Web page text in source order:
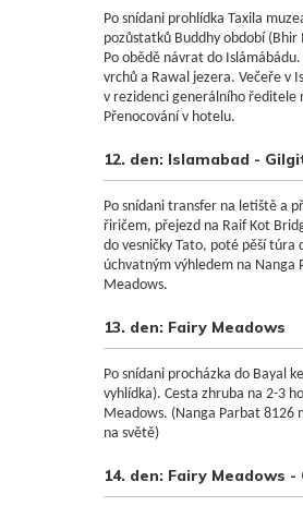
Po snídani prohlídka Taxila
pozůstatků Buddhy období (Bhir
Po obědě návrat do Islámábádu.
vrchů a Rawal jezera. Večeře v
v rezidenci generálního ředitele
Přenocování v hotelu.
12. den: Islamabad -
Po snídani transfer na letiště a
řiričem, přejezd na Raif Kot
do vesničky Tato, poté pěší túra
úchvatným výhledem na Nanga
Meadows.
13. den: Fairy Meadows
Po snídani procházka do Bayal
vyhlídka). Cesta zhruba na 2-3
Meadows. (Nanga Parbat 8126
na světě)
14. den: Fairy Meadows -